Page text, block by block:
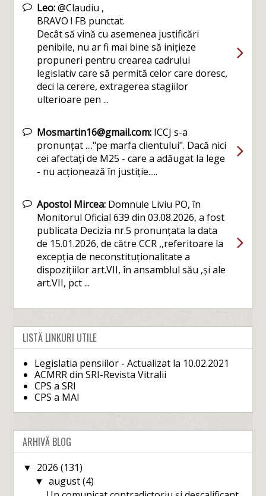
Leo:@Claudiu ,
BRAVO ! FB punctat.
Decât să vină cu asemenea justificări
penibile, nu ar fi mai bine să inițieze
propuneri pentru crearea cadrului
legislativ care să permită celor care doresc,
deci la cerere, extragerea stagiilor
ulterioare pen ...
Mosmartin16@gmail.com: ICCJ s-a
pronunțat ...."pe marfa clientului". Dacă nici
cei afectați de M25 - care a adăugat la lege
- nu acționează în justiție.....
Apostol Mircea: Domnule Liviu PO, în
Monitorul Oficial 639 din 03.08.2026, a fost
publicata Decizia nr.5 pronunțata la data
de 15.01.2026, de către CCR ,,referitoare la
excepția de neconstituționalitate a
dispozițiilor art.VII, în ansamblul său ,și ale
art.VII, pct ...
LISTĂ LINKURI UTILE
Legislatia pensiilor - Actualizat la 10.02.2021
ACMRR din SRI-Revista Vitralii
CPS a SRI
CPS a MAI
ARHIVĂ BLOG
▼ 2026(131)
▼ august(4)